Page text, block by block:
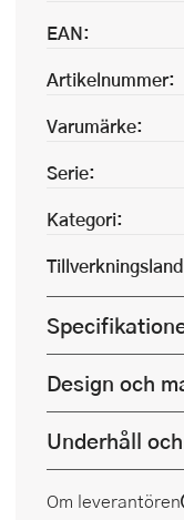
EAN:
Artikelnummer:
Varumärke:
Serie:
Kategori:
Design och
Underhåll
Om leverantören